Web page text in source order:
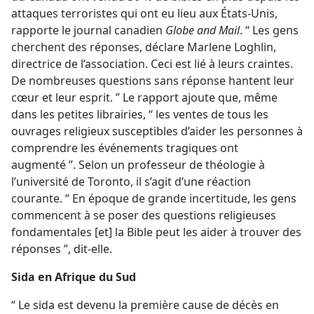
attaques terroristes qui ont eu lieu aux États-Unis,
rapporte le journal canadien Globe and Mail. “ Les gens
cherchent des réponses, déclare Marlene Loghlin,
directrice de l’association. Ceci est lié à leurs craintes.
De nombreuses questions sans réponse hantent leur
cœur et leur esprit. ” Le rapport ajoute que, même
dans les petites librairies, “ les ventes de tous les
ouvrages religieux susceptibles d’aider les personnes à
comprendre les événements tragiques ont
augmenté ”. Selon un professeur de théologie à
l’université de Toronto, il s’agit d’une réaction
courante. “ En époque de grande incertitude, les gens
commencent à se poser des questions religieuses
fondamentales [et] la Bible peut les aider à trouver des
réponses ”, dit-​elle.
Sida en Afrique du Sud
“ Le sida est devenu la première cause de décès en